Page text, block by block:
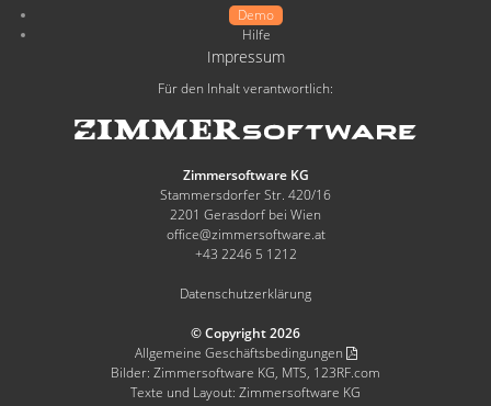
Demo
Hilfe
Impressum
Für den Inhalt verantwortlich:
Zimmersoftware KG
Stammersdorfer Str. 420/16
2201 Gerasdorf bei Wien
office@zimmersoftware.at
+43 2246 5 1212
Datenschutzerklärung
© Copyright 2026
Allgemeine Geschäftsbedingungen
Bilder: Zimmersoftware KG, MTS, 123RF.com
Texte und Layout: Zimmersoftware KG